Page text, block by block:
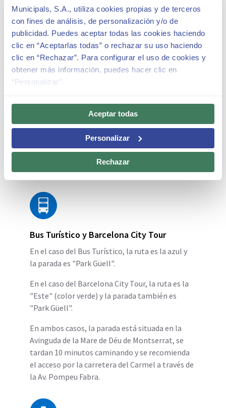
Municipals, S.A., utiliza cookies propias y de terceros
con fines de análisis, de personalización y/o de
publicidad. Puedes aceptar todas las cookies haciendo
clic en “Aceptarlas todas” o rechazar su uso haciendo
clic en “Rechazar”. Para configurar el uso de cookies y
obtener más información, puedes hacer clic en
“Personalizar”.
Aceptar todas
Personalizar
Rechazar
Vehículo Privado
No se recomienda llegar al Park Güell con
vehículo privado, la mayor parte del
estacionamiento alrededor del parque es área
verde exclusiva para residentes. Los visitantes
disposición el aparcamientoBSM Travessera de
Dalt – Park Güell.
ConSMOU, accede al aparcamiento con
"parking vía app", evita colas, paga desde el
móvil y ahórrate el cajero.
Bus Turístico y Barcelona City Tour
En el caso del Bus Turístico, la ruta es la azul y
la parada es "Park Güell".
En el caso del Barcelona City Tour, la ruta es la
"Este" (color verde) y la parada también es
"Park Güell".
En ambos casos, la parada está situada en la
Avinguda de la Mare de Déu de Montserrat, se
tardan 10 minutos caminando y se recomienda
el acceso por la carretera del Carmel a través de
la Av. Pompeu Fabra.